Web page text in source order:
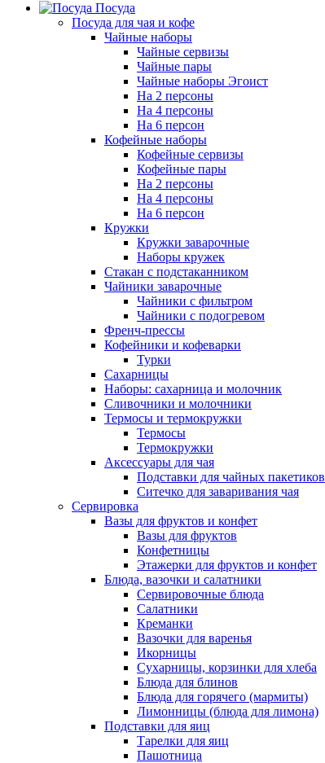
Посуда
Посуда для чая и кофе
Чайные наборы
Чайные сервизы
Чайные пары
Чайные наборы Эгоист
На 2 персоны
На 4 персоны
На 6 персон
Кофейные наборы
Кофейные сервизы
Кофейные пары
На 2 персоны
На 4 персоны
На 6 персон
Кружки
Кружки заварочные
Наборы кружек
Стакан с подстаканником
Чайники заварочные
Чайники с фильтром
Чайники с подогревом
Френч-прессы
Кофейники и кофеварки
Турки
Сахарницы
Наборы: сахарница и молочник
Сливочники и молочники
Термосы и термокружки
Термосы
Термокружки
Аксессуары для чая
Подставки для чайных пакетиков
Ситечко для заваривания чая
Сервировка
Вазы для фруктов и конфет
Вазы для фруктов
Конфетницы
Этажерки для фруктов и конфет
Блюда, вазочки и салатники
Сервировочные блюда
Салатники
Креманки
Вазочки для варенья
Икорницы
Сухарницы, корзинки для хлеба
Блюда для блинов
Блюда для горячего (мармиты)
Лимонницы (блюда для лимона)
Подставки для яиц
Тарелки для яиц
Пашотница